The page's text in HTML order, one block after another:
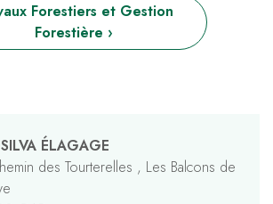
Forestiers et Gestion
Forestière ›
ÉLAGAGE
des Tourterelles , Les Balcons de